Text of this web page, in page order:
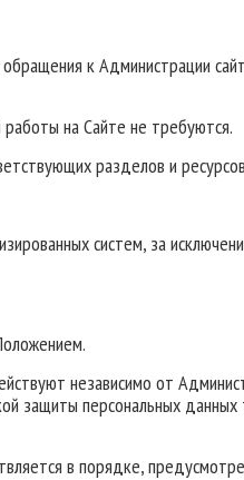
к Администрации
на Сайте не требуются.
разделов и
систем, за
независимо от
защиты персональных
в порядке,